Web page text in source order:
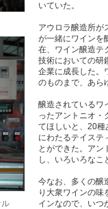
いていた。
アウロラ醸造所が
が一緒にワインを
在、ワイン醸造テ
技術においての研
企業に成長した。
のものまで、あら
醸造されているワ
ったアントニオ・
てほしいと、20種
にわたるテイステ
とができた。アン
し、いろいろなこ
今なお、多くの醸
り大衆ワインの味
インなので、いつ